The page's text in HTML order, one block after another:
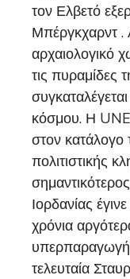
τον Ελβετό
Μπέργκχαρντ .
αρχαιολογικό
τις πυραμίδες
κόσμου. Η
στον κατάλογο
πολιτιστικής
Ιορδανίας
χρόνια
υπερπαραγωγή
τελευταία